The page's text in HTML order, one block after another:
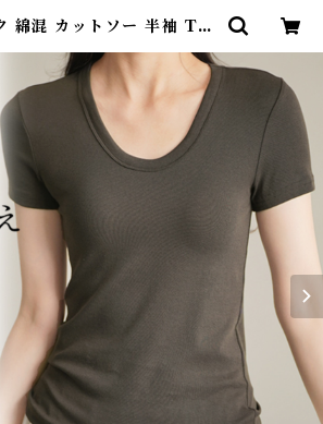
綿混 カットソー 半袖 Tシ
ナー 肌触りの良い素材 き
ナチュラル おしゃれ 透け
オフィス スーツ シンプル ブ
ホワイト J-25465 スイモク
良品】 | DearKM ❤︎フレン
チブルドック孔明